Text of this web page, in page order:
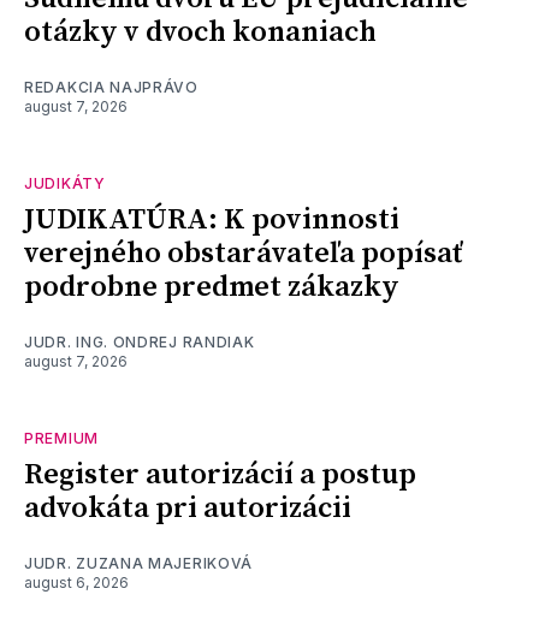
otázky v dvoch konaniach
REDAKCIA NAJPRÁVO
august 7, 2026
JUDIKÁTY
JUDIKATÚRA: K povinnosti
verejného obstarávateľa popísať
podrobne predmet zákazky
JUDR. ING. ONDREJ RANDIAK
august 7, 2026
PREMIUM
Register autorizácií a postup
advokáta pri autorizácii
JUDR. ZUZANA MAJERIKOVÁ
august 6, 2026